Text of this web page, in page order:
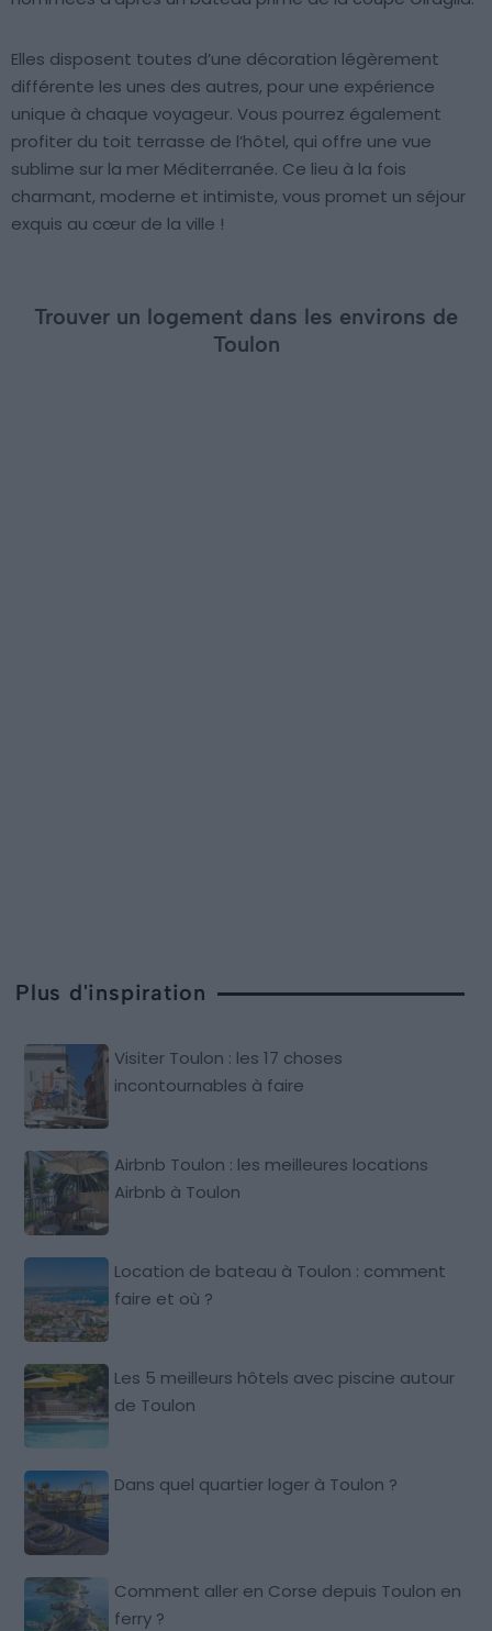
Elles disposent toutes d’une décoration légèrement
différente les unes des autres, pour une expérience
unique à chaque voyageur. Vous pourrez également
profiter du toit terrasse de l’hôtel, qui offre une vue
sublime sur la mer Méditerranée. Ce lieu à la fois
charmant, moderne et intimiste, vous promet un séjour
exquis au cœur de la ville !
Trouver un logement dans les environs de
Toulon
Plus d'inspiration
Visiter Toulon : les 17 choses
incontournables à faire
Airbnb Toulon : les meilleures locations
Airbnb à Toulon
Location de bateau à Toulon : comment
faire et où ?
Les 5 meilleurs hôtels avec piscine autour
de Toulon
Dans quel quartier loger à Toulon ?
Comment aller en Corse depuis Toulon en
ferry ?